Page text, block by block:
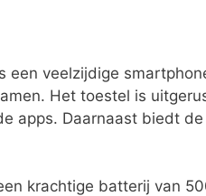
een veelzijdige
Het toestel is
apps. Daarnaast biedt
krachtige batterij van